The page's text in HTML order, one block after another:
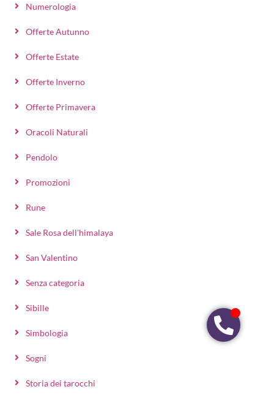
Numerologia
Offerte Autunno
Offerte Estate
Offerte Inverno
Offerte Primavera
Oracoli Naturali
Pendolo
Promozioni
Rune
Sale Rosa dell'himalaya
San Valentino
Senza categoria
Sibille
Simbologia
Sogni
Storia dei tarocchi